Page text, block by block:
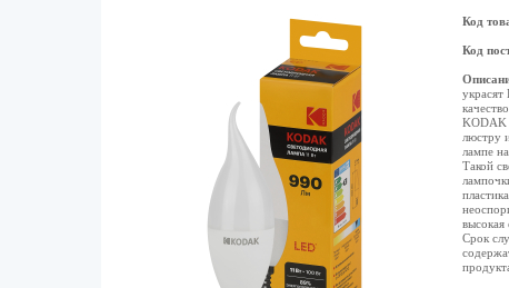
Код
Код
KODAK
люстру
лампе
Такой
высокая
Срок